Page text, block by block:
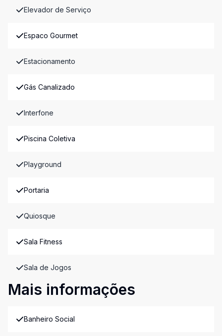
Elevador de Serviço
Espaco Gourmet
Estacionamento
Gás Canalizado
Interfone
Piscina Coletiva
Playground
Portaria
Quiosque
Sala Fitness
Sala de Jogos
Mais informações
Banheiro Social